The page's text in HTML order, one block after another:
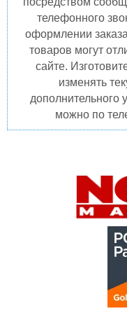
телефонного
оформлении
товаров могут
сайте.
изменять
дополнительного
можно по